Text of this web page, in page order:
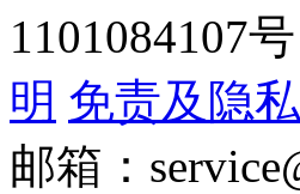
1101084107
明 免责及隐
邮箱：